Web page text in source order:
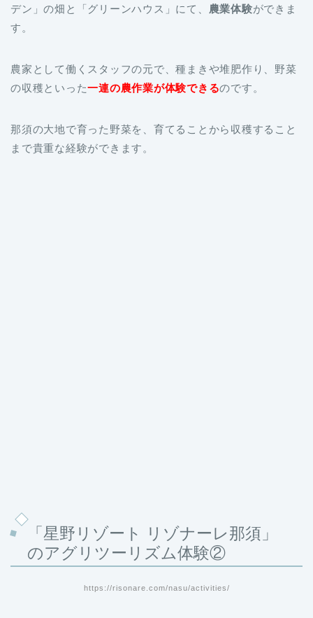
デン」の畑と「グリーンハウス」にて、 農業体験ができま
す。
農家として働くスタッフの元で、種まきや堆肥作り、野菜
の収穫といった一連の農作業が体験できるのです。
那須の大地で育った野菜を、育てることから収穫すること
まで貴重な経験ができます。
「星野リゾート リゾナーレ那須」
のアグリツーリズム体験②
https://risonare.com/nasu/activities/